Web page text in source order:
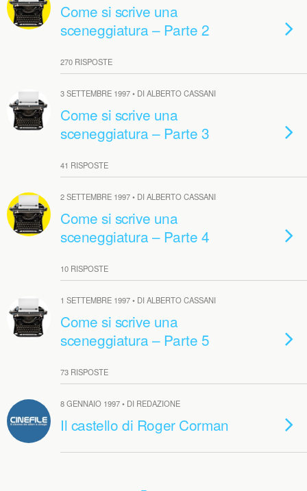
Come si scrive una
sceneggiatura – Parte 2
270 RISPOSTE
3 SETTEMBRE 1997 • DI ALBERTO CASSANI
Come si scrive una
sceneggiatura – Parte 3
41 RISPOSTE
2 SETTEMBRE 1997 • DI ALBERTO CASSANI
Come si scrive una
sceneggiatura – Parte 4
10 RISPOSTE
1 SETTEMBRE 1997 • DI ALBERTO CASSANI
Come si scrive una
sceneggiatura – Parte 5
73 RISPOSTE
8 GENNAIO 1997 • DI REDAZIONE
Il castello di Roger Corman